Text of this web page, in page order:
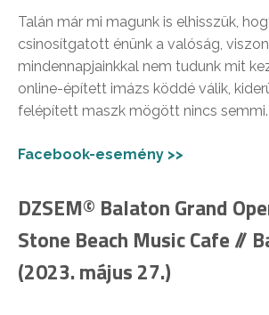
Talán már mi magunk is elhisszük,
csinosítgatott énünk a valóság,
mindennapjainkkal nem tudunk mit
online-épített imázs köddé válik,
felépített maszk mögött nincs semmi.
Facebook-esemény >>
DZSEM© Balaton Grand
Stone Beach Music Cafe //
(2023. május 27.)